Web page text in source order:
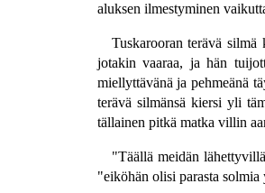
aluksen ilmestyminen
Tuskarooran terävä
jotakin vaaraa, ja hän
miellyttävänä ja pehmeänä
terävä silmänsä kiersi yli
tällainen pitkä matka villin
"Täällä meidän
"eiköhän olisi parasta solmia